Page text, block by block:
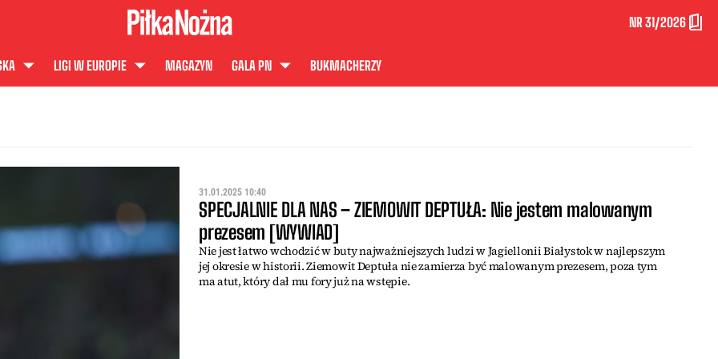
NR 31/2026
LIGI W EUROPIE MAGAZYN GALA PN BUKMACHERZY
31.01.2025 10:40
SPECJALNIE DLA NAS – ZIEMOWIT DEPTUŁA: Nie jestem malowanym
prezesem [WYWIAD]
Nie jest łatwo wchodzić w buty najważniejszych ludzi w Jagiellonii Białystok w najlepszym
jej okresie w historii. Ziemowit Deptuła nie zamierza być malowanym prezesem, poza tym
ma atut, który dał mu fory już na wstępie.